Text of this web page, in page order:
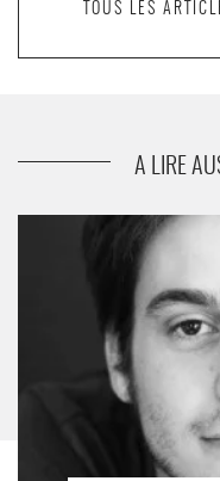
TOUS LES
A LIRE
Entretien Benjamin
ATELIERS BERTHIER